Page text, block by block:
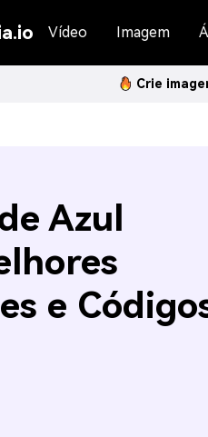
Vídeo Imagem
Crie
Azul
e